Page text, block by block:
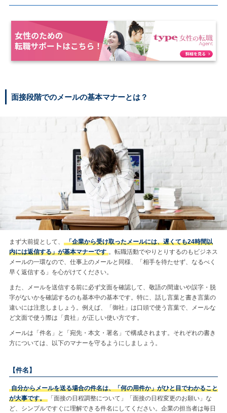
面接段階でのメールの基本マナーとは？
まず大前提として、
「企業から受け取ったメールには、遅くても24時間以
内には返信する」が基本マナーです 。転職活動でやりとりするのもビジネス
メールの一環なので、仕事上のメールと同様、「相手を待たせず、なるべく
早く返信する」を心がけてください。
また、メールを送信する前に必ず文面を確認して、敬語の間違いや誤字・脱
字がないかを確認するのも基本中の基本です。特に、話し言葉と書き言葉の
違いには注意しましょう。例えば、「御社」は口頭で使う言葉で、メールな
ど文面で使う際は「貴社」が正しい使い方です。
メールは「件名」と「宛先・本文・署名」で構成されます。それぞれの書き
方については、以下のマナーを守るようにしましょう。
【件名】
自分からメールを送る場合の件名は、「何の用件か」がひと目でわかること
が大事です。 「面接の日程調整について」「面接の日程変更のお願い」な
ど、シンプルですぐに理解できる件名にしてください。企業の担当者は毎日